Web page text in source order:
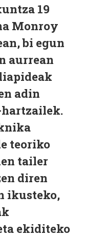
19
Monroy
bi egun
aurrean
adin
hartzailek.
teoriko
tailer
diren
ikusteko,
ekiditeko